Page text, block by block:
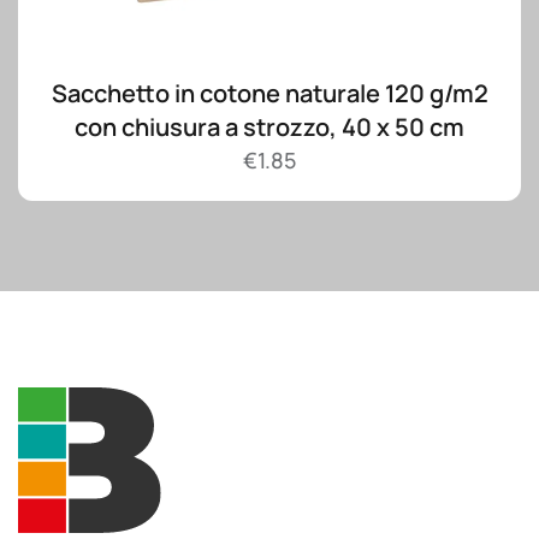
Sacchetto in cotone naturale 120 g/m2
con chiusura a strozzo, 40 x 50 cm
€1.85